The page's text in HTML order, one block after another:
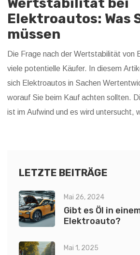
Elektroautos: Was
müssen
Die Frage nach der Wertstabilität von
viele potentielle Käufer. In diesem
sich Elektroautos in Sachen
worauf Sie beim Kauf achten sollten.
ist im Aufwind und es wird untersucht,
LETZTE BEITRÄGE
Mai 26, 2024
Gibt es Öl in
Elektroauto?
Mai 1, 2025